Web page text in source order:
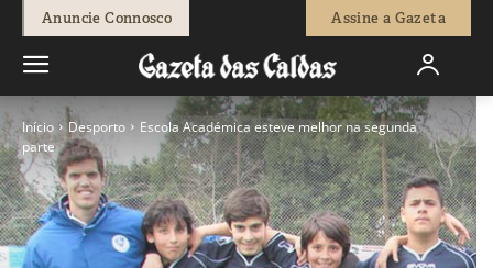
Anuncie Connosco Assine a Gazeta
Início Desporto
Escola Académica esteve melhor na segunda
parte